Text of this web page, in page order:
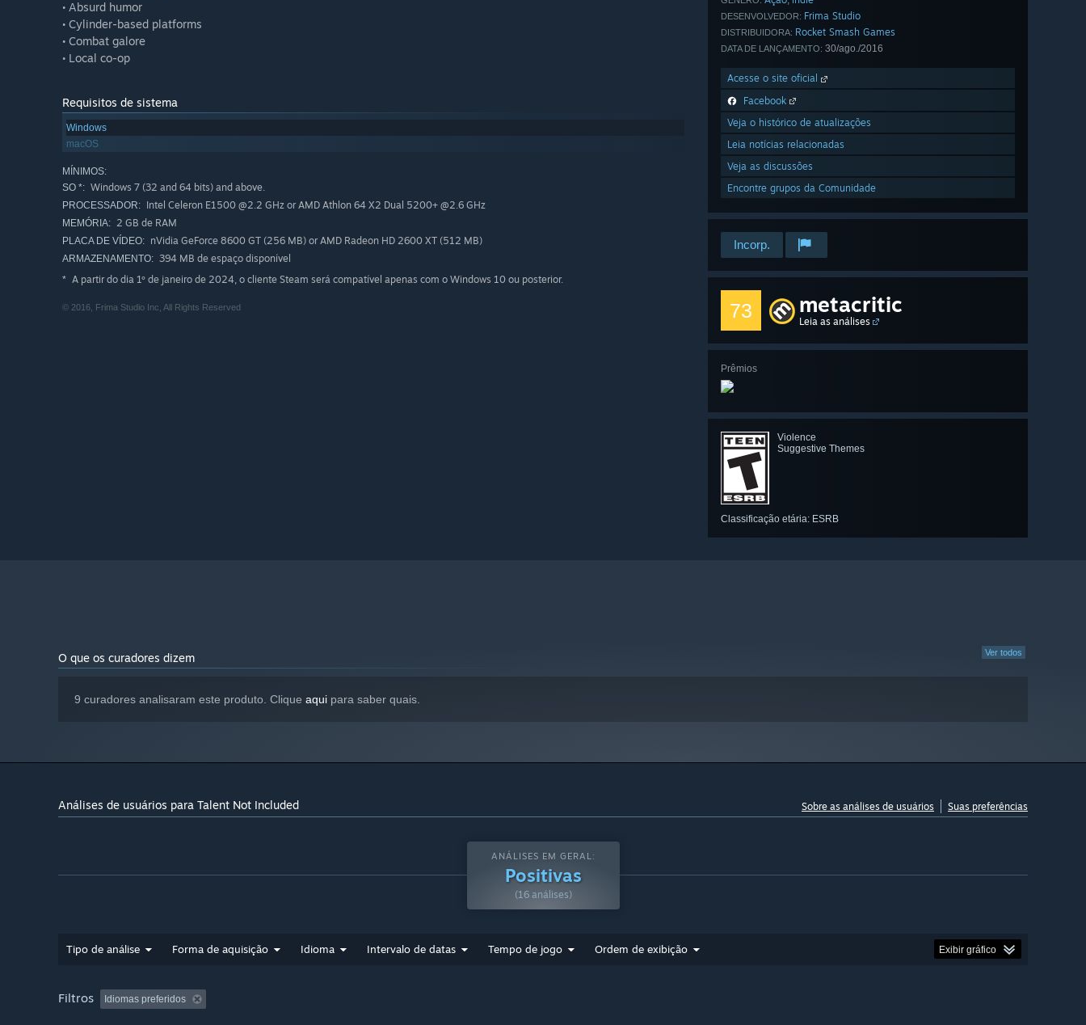
DESENVOLVEDOR: Frima Studio
DISTRIBUIDORA: Rocket Smash Games
DATA DE LANÇAMENTO: 30/ago./2016
Acesse o site oficial
Facebook
Veja o histórico de atualizações
Leia notícias relacionadas
Veja as discussões
Encontre grupos da Comunidade
Incorp.
73 metacritic
Leia as análises
Prêmios
Violence
Suggestive Themes
Classificação etária: ESRB
• Absurd humor
• Cylinder-based platforms
• Combat galore
• Local co-op
Requisitos de sistema
Windows
macOS
MÍNIMOS:
SO *: Windows 7 (32 and 64 bits) and above.
PROCESSADOR: Intel Celeron E1500 @2.2 GHz or AMD Athlon 64 X2 Dual 5200+ @2.6 GHz
MEMÓRIA: 2 GB de RAM
PLACA DE VÍDEO: nVidia GeForce 8600 GT (256 MB) or AMD Radeon HD 2600 XT (512 MB)
ARMAZENAMENTO: 394 MB de espaço disponível
* A partir do dia 1º de janeiro de 2024, o cliente Steam será compatível apenas com o Windows 10 ou posterior.
© 2016, Frima Studio Inc, All Rights Reserved
Ver todos
O que os curadores dizem
9 curadores analisaram este produto. Clique aqui para saber quais.
Análises de usuários para Talent Not Included Sobre as análises de usuários Suas preferências
ANÁLISES EM GERAL:
Positivas
(16 análises)
Tipo de análise Forma de aquisição Idioma Intervalo de datas Tempo de jogo Ordem de exibição Exibir gráfico
Filtros Idiomas preferidos